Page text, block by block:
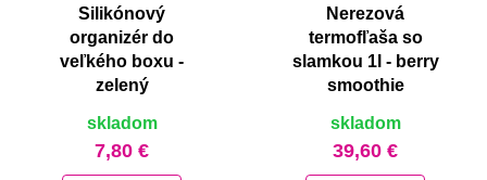
Silikónový
organizér do
veľkého boxu -
zelený
skladom
7,80 €
Nerezová
termofľaša so
slamkou 1l - berry
smoothie
skladom
39,60 €